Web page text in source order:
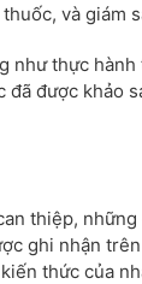
và giám
như thực
đã được khảo
thiệp,
ghi nhận
thức của